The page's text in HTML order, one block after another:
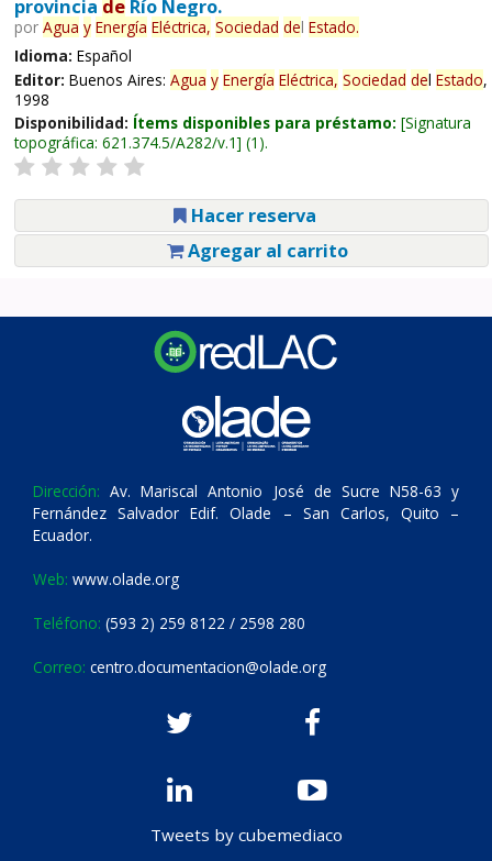
provincia deRío Negro.
por Agua y Energía Eléctrica, Sociedad del Estado.
Idioma: Español
Editor: Buenos Aires: Agua y Energía Eléctrica, Sociedad del Estado,
1998
Disponibilidad: Ítems disponibles para préstamo: Signatura
topográfica: 621.374.5/A282/v.1 (1).
Hacer reserva
Agregar al carrito
Dirección: Av. Mariscal Antonio José de Sucre N58-63 y
Fernández Salvador Edif. Olade – San Carlos, Quito –
Ecuador.
Web: www.olade.org
Teléfono: (593 2) 259 8122 / 2598 280
Correo: centro.documentacion@olade.org
Tweets by cubemediaco